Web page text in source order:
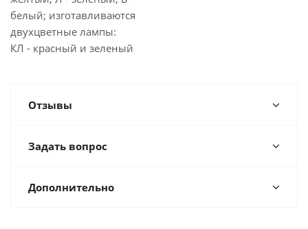
белый; изготавливаются
двухцветные лампы:
КЛ - красный и зеленый
Отзывы
Задать вопрос
Дополнительно